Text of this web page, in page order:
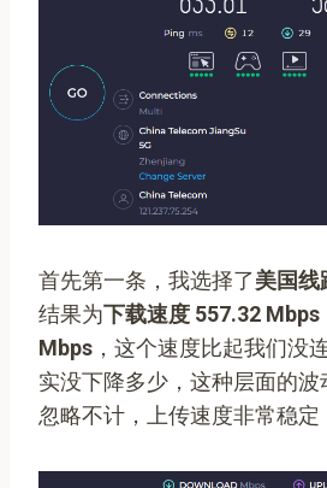
首先第一条，我选择了美国线
结果为下载速度 557.32 Mbps
Mbps ，这个速度比起我们没
实没下降多少，这种层面的
忽略不计，上传速度非常稳定